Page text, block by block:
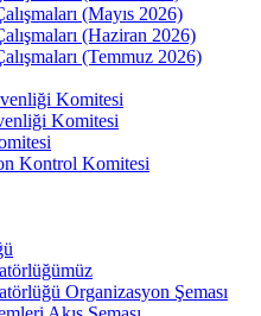
(Mayıs 2026)
(Haziran 2026)
(Temmuz 2026)
Komitesi
Komitesi
Kontrol Komitesi
Organizasyon Şeması